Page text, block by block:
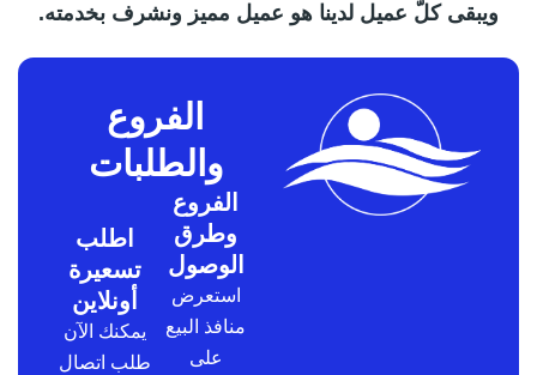
ويبقى كلّ عميل لدينا هو عميل مميز ونشرف بخدمته.
الفروع
والطلبات
الفروع
وطرق
الوصول
استعرض
منافذ البيع
على
اطلب
تسعيرة
أونلاين
يمكنك الآن
طلب اتصال